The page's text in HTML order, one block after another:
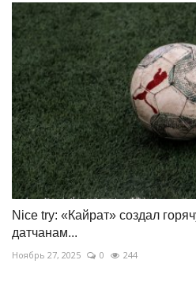
Nice try: «Кайрат» создал
датчанам...
Ноябрь 27, 2025 0 244